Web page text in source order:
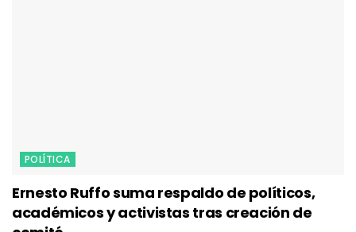
POLÍTICA
Ernesto Ruffo suma respaldo de políticos,
académicos y activistas tras creación de